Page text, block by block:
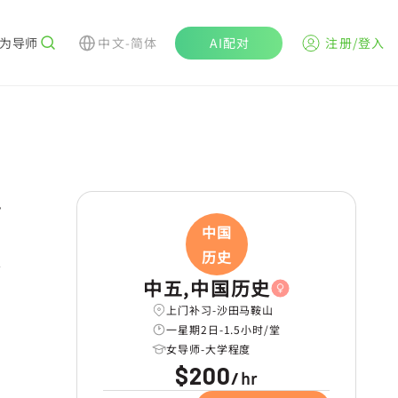
导师 中文-简体 AI配对 注册/登入
中国
历史
中五,中国历史
上门补习-沙田马鞍山
一星期2日-1.5小时/堂
女导师-大学程度
$200/hr